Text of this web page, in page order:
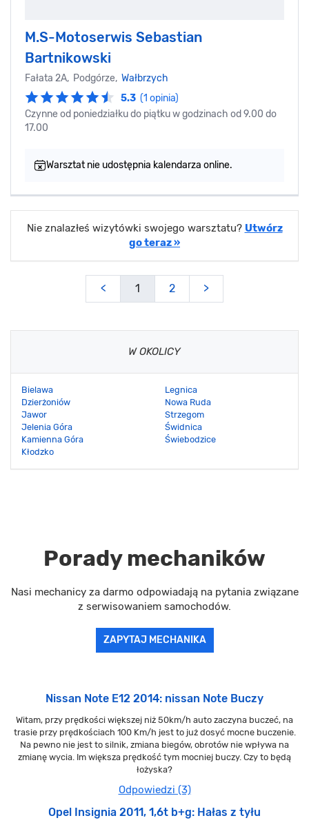
M.S-Motoserwis Sebastian
Bartnikowski
Fałata 2A, Podgórze, Wałbrzych
5.3 (1 opinia)
Czynne od poniedziałku do piątku w godzinach od 9.00 do
17.00
Warsztat nie udostępnia kalendarza online.
Nie znalazłeś wizytówki swojego warsztatu? Utwórz
go teraz »
< 1 2 >
W OKOLICY
Bielawa
Dzierżoniów
Jawor
Jelenia Góra
Kamienna Góra
Kłodzko
Legnica
Nowa Ruda
Strzegom
Świdnica
Świebodzice
Porady mechaników
Nasi mechanicy za darmo odpowiadają na pytania związane
z serwisowaniem samochodów.
ZAPYTAJ MECHANIKA
Nissan Note E12 2014: nissan Note Buczy
Witam, przy prędkości większej niż 50km/h auto zaczyna buczeć, na
trasie przy prędkościach 100 Km/h jest to już dosyć mocne buczenie.
Na pewno nie jest to silnik, zmiana biegów, obrotów nie wpływa na
zmianę wycia. Im większa prędkość tym mocniej buczy. Czy to będą
łożyska?
Odpowiedzi (3)
Opel Insignia 2011, 1,6t b+g: Hałas z tyłu